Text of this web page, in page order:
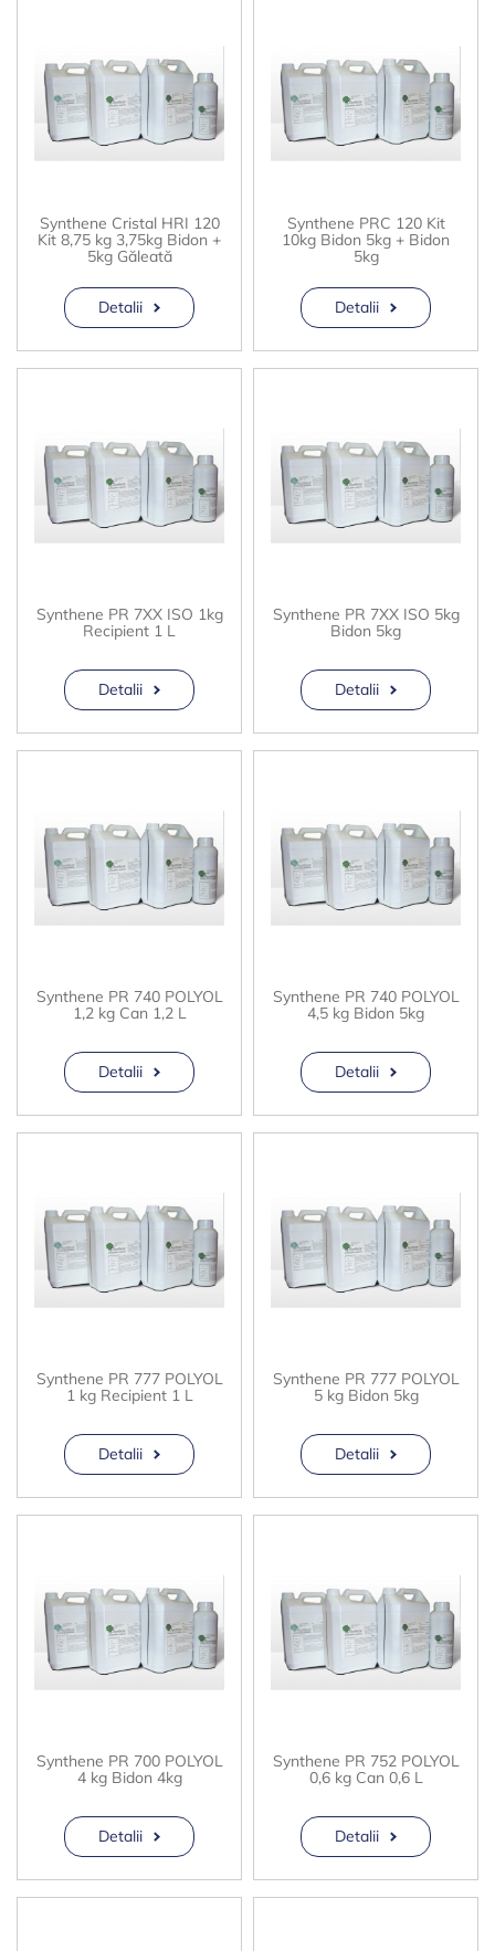
Synthene Cristal HRI 120
Kit 8,75 kg 3,75kg Bidon +
5kg Găleată
Detalii
Synthene PRC 120 Kit
10kg Bidon 5kg + Bidon
5kg
Detalii
Synthene PR 7XX ISO 1kg
Recipient 1 L
Detalii
Synthene PR 7XX ISO 5kg
Bidon 5kg
Detalii
Synthene PR 740 POLYOL
1,2 kg Can 1,2 L
Detalii
Synthene PR 740 POLYOL
4,5 kg Bidon 5kg
Detalii
Synthene PR 777 POLYOL
1 kg Recipient 1 L
Detalii
Synthene PR 777 POLYOL
5 kg Bidon 5kg
Detalii
Synthene PR 700 POLYOL
4 kg Bidon 4kg
Detalii
Synthene PR 752 POLYOL
0,6 kg Can 0,6 L
Detalii